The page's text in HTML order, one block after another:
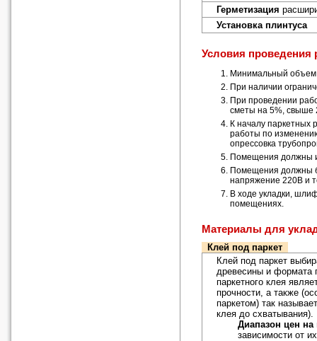
Герметизация
Установка плинтуса
Условия проведения
Минимальный объем
При наличии
При проведении
сметы на 5%, свыше
К началу
работы по
опрессовка
Помещения должны
Помещения должны
напряжение 220В и
В ходе укладки,
помещениях.
Материалы для
Клей под паркет
Клей под паркет
древесины и формата
паркетного клея
прочности, а также
паркетом) так
клея до схватывания).
Диапазон цен
зависимости от